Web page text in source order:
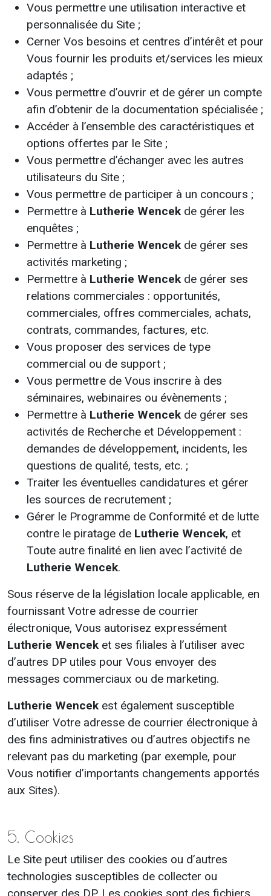
Vous permettre une utilisation interactive et
personnalisée du Site ;
Cerner Vos besoins et centres d’intérêt et pour
Vous fournir les produits et/services les mieux
adaptés ;
Vous permettre d’ouvrir et de gérer un compte
afin d’obtenir de la documentation spécialisée ;
Accéder à l’ensemble des caractéristiques et
options offertes par le Site ;
Vous permettre d’échanger avec les autres
utilisateurs du Site ;
Vous permettre de participer à un concours ;
Permettre à Lutherie Wencekde gérer les
enquêtes ;
Permettre à Lutherie Wencekde gérer ses
activités marketing ;
Permettre à Lutherie Wencekde gérer ses
relations commerciales : opportunités,
commerciales, offres commerciales, achats,
contrats, commandes, factures, etc.
Vous proposer des services de type
commercial ou de support ;
Vous permettre de Vous inscrire à des
séminaires, webinaires ou évènements ;
Permettre à Lutherie Wencekde gérer ses
activités de Recherche et Développement :
demandes de développement, incidents, les
questions de qualité, tests, etc. ;
Traiter les éventuelles candidatures et gérer
les sources de recrutement ;
Gérer le Programme de Conformité et de lutte
contre le piratage de Lutherie Wencek, et
Toute autre finalité en lien avec l’activité de
Lutherie Wencek.
Sous réserve de la législation locale applicable, en
fournissant Votre adresse de courrier
électronique, Vous autorisez expressément
Lutherie Wenceket ses filiales à l’utiliser avec
d’autres DP utiles pour Vous envoyer des
messages commerciaux ou de marketing.
Lutherie Wencekest également susceptible
d’utiliser Votre adresse de courrier électronique à
des fins administratives ou d’autres objectifs ne
relevant pas du marketing (par exemple, pour
Vous notifier d’importants changements apportés
aux Sites).
5. Cookies
Le Site peut utiliser des cookies ou d’autres
technologies susceptibles de collecter ou